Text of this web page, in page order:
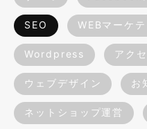
SEO WEBマーケ
Wordpress アク
ウェブデザイン お
ネットショップ運営